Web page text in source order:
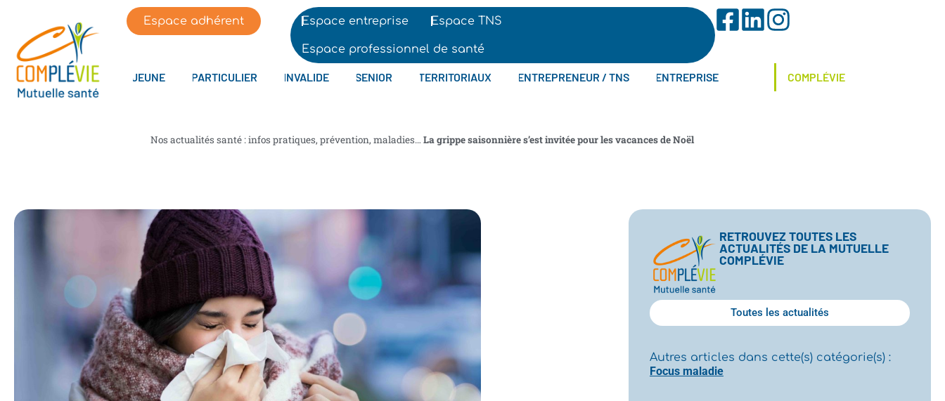
Espace adhérent Espace entreprise Espace TNS
Espace professionnel de santé
JEUNE PARTICULIER INVALIDE SENIOR TERRITORIAUX ENTREPRENEUR / TNS ENTREPRISE COMPLÉVIE
Nos actualités santé : infos pratiques, prévention, maladies… La grippe saisonnière s’est invitée pour les vacances de Noël
RETROUVEZ TOUTES LES
ACTUALITÉS DE LA MUTUELLE
COMPLÉVIE
Toutes les actualités
Autres articles dans cette(s) catégorie(s) :
Focus maladie